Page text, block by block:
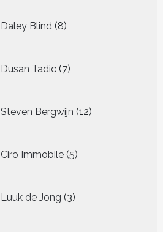
Daley Blind 8
producten
Dusan Tadic 7
producten
Steven Bergwijn 12
producten
Ciro Immobile 5
producten
Luuk de Jong 3
producten